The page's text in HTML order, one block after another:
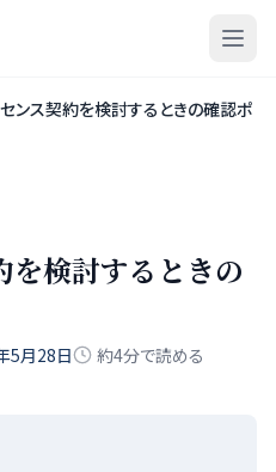
ンス契約を検討するときの確認ポ
を検討するときの
5月28日 約4分で読める